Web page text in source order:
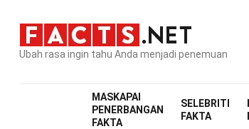
Ubah rasa ingin tahu Anda menjadi penemuan
MASKAPAI
PENERBANGAN
FAKTA
SELEBRITI
FAKTA